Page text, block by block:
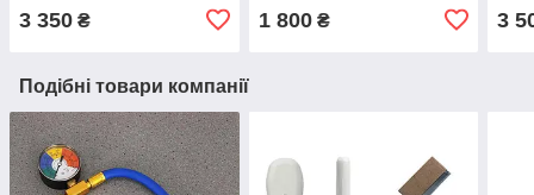
3 350 ₴ 1 800₴ 3
Подібні товари компанії